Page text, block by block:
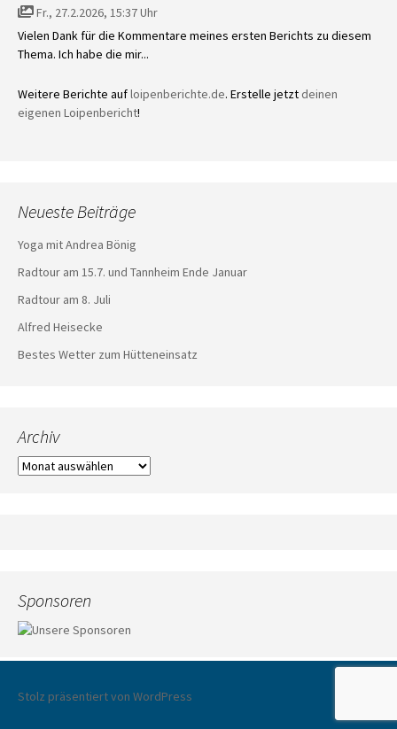
Fr., 27.2.2026, 15:37 Uhr
Vielen Dank für die Kommentare meines ersten Berichts zu diesem
Thema. Ich habe die mir...
Weitere Berichte aufloipenberichte.de. Erstelle jetzt deinen
eigenen Loipenbericht!
Neueste Beiträge
Yoga mit Andrea Bönig
Radtour am 15.7. und Tannheim Ende Januar
Radtour am 8. Juli
Alfred Heisecke
Bestes Wetter zum Hütteneinsatz
Archiv
Archiv
Sponsoren
Stolz präsentiert von WordPress